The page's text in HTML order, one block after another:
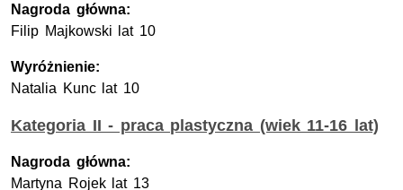
Nagroda główna:
Filip Majkowski lat 10
Wyróżnienie:
Natalia Kunc lat 10
Kategoria II - praca plastyczna (wiek 11-16 lat)
Nagroda główna:
Martyna Rojek lat 13